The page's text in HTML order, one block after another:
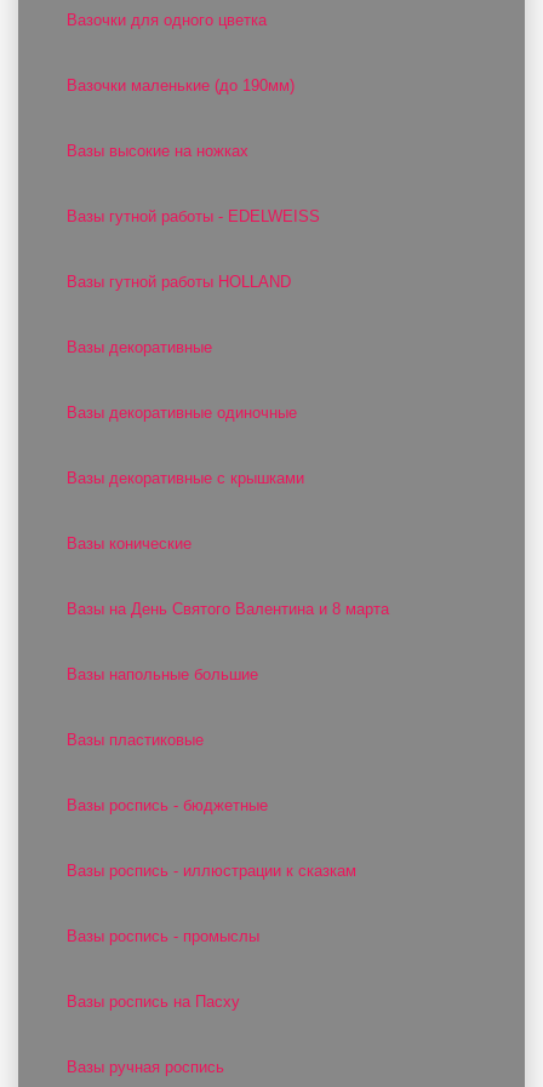
Вазочки для одного цветка
Вазочки маленькие (до 190мм)
Вазы высокие на ножках
Вазы гутной работы - EDELWEISS
Вазы гутной работы HOLLAND
Вазы декоративные
Вазы декоративные одиночные
Вазы декоративные с крышками
Вазы конические
Вазы на День Святого Валентина и 8 марта
Вазы напольные большие
Вазы пластиковые
Вазы роспись - бюджетные
Вазы роспись - иллюстрации к сказкам
Вазы роспись - промыслы
Вазы роспись на Пасху
Вазы ручная роспись